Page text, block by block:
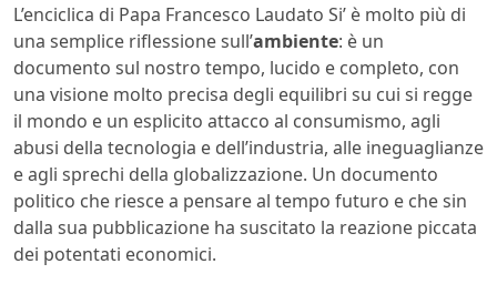
L’enciclica di Papa Francesco Laudato Si’ è molto più di
una semplice riflessione sull’ambiente: è un
documento sul nostro tempo, lucido e completo, con
una visione molto precisa degli equilibri su cui si regge
il mondo e un esplicito attacco al consumismo, agli
abusi della tecnologia e dell’industria, alle ineguaglianze
e agli sprechi della globalizzazione. Un documento
politico che riesce a pensare al tempo futuro e che sin
dalla sua pubblicazione ha suscitato la reazione piccata
dei potentati economici.